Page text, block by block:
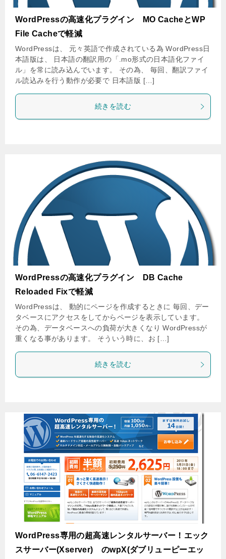
WordPressの高速化プラグイン MO CacheとWP
File Cacheで軽減
WordPressは、 元々英語で作成されている為 WordPress日
本語版は、 日本語の翻訳用の「.mo形式の日本語化ファイ
ル」を常に読み込んでいます。 その為、 毎回、翻訳ファイ
ル読込みを行う動作が必要で 日本語版 […]
続きを読む
WordPressの高速化プラグイン DB Cache
Reloaded Fixで軽減
WordPressは、 動的にページを作成するときに 毎回、デー
タベースにアクセスをしてからページを表示しています。
その為、データベースへの負荷が大きくなり WordPressが
重くなる事があります。 そういう時に、お […]
続きを読む
WordPress専用の超高速レンタルサーバー！エック
スサーバー(Xserver) のwpX(ダブリューピーエッ